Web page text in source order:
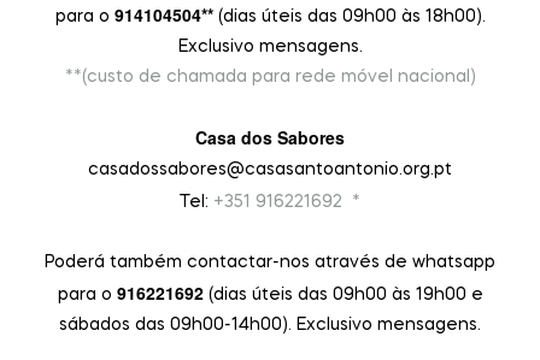
para o 914104504** (dias úteis das 09h00 às 18h00).
Exclusivo mensagens.
**(custo de chamada para rede móvel nacional)
Casa dos Sabores
casadossabores@casasantoantonio.org.pt
Tel: +351 916221692 *
Poderá também contactar-nos através de whatsapp
para o 916221692 (dias úteis das 09h00 às 19h00 e
sábados das 09h00-14h00). Exclusivo mensagens.